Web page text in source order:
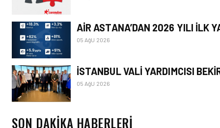
AIR ASTANA’DAN 2026 YILI İLK
05 AğU 2026
İSTANBUL VALI YARDIMCISI
05 AğU 2026
SON DAKIKA HABERLERI